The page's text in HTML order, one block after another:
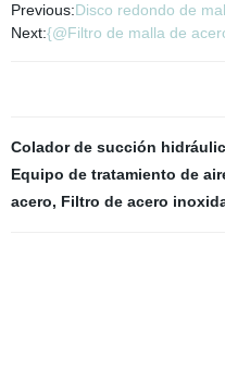
Previous:Disco redondo de
Next:{@Filtro de malla de
Colador de succión
Equipo de tratamiento de
acero, Filtro de acero